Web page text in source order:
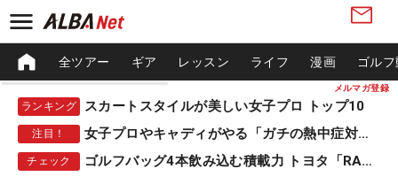
メルマガ登録
全ツアー ギア レッスン ライフ 漫画 ゴル
ランキング スカートスタイルが美しい女子プロ トップ10
注目！ 女子プロやキャディがやる「ガチの熱中症対策」
チェック ゴルフバッグ4本飲み込む積載力 トヨタ「RAV4」